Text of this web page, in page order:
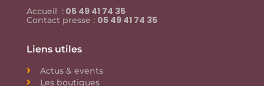
Accueil : 05 49 41 74 35
Contact presse : 05 49 41 74 35
Liens utiles
Actus & events
Les boutiques